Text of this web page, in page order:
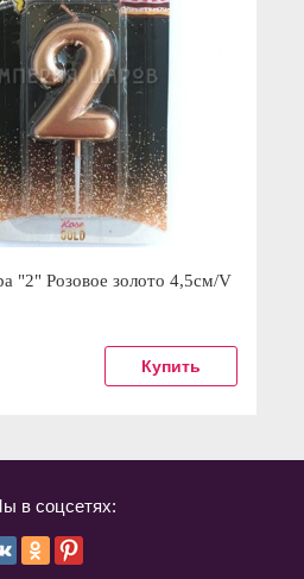
"2" Розовое золото 4,5см/V
в соцсетях: